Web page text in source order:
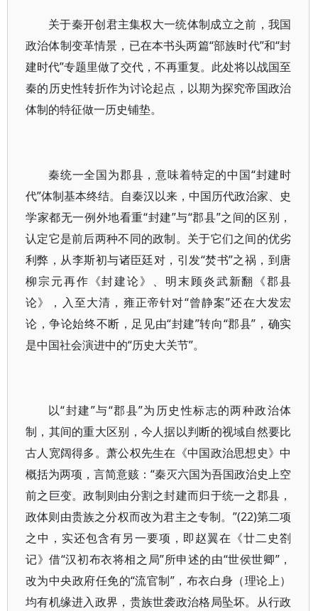
关于秦开创君主集权大一统体制成立之前，我国
政治体制变革情景，已在本书头两篇“部族时代”和“封
建时代”专题里做了交代，不再重复。此处将以战国至
秦的历史性转折作为讨论起点，以期为探究帝国政治
体制的特征做一历史铺垫。
秦统一全国为郡县，意味着特定的中国“封建时
代”体制基本终结。自秦汉以来，中国历代政治家、史
学家都无一例外地看重“封建”与“郡县”之间的区别，
认定它是前后两种不同的政制。关于它们之间的优劣
利弊，从李斯初与诸臣廷对，引发“焚书”之祸，到唐
柳宗元再作《封建论》、明末顾炎武新翻《郡县
论》，入至大清，雍正帝针对“曾静案”还在大发宏
论，争论始终不断，足见由“封建”转向“郡县”，确实
是中国社会演进中的“历史大关节”。
以“封建”与“郡县”为历史性标志的两种政治体
制，其间的重大区别，今人据以判断的视域自然要比
古人宽阔得多。萧公权先生在《中国政治思想史》中
概括为两项，言简意赅：“秦灭六国为吾国政治史上空
前之巨变。政制则由分割之封建而归于统一之郡县，
政体则由贵族之分权而改为君主之专制。”(22)第二项
之中，实还包含有另一要项，即赵翼在《廿二史劄
记》借“汉初布衣将相之局”所申述的由“世侯世卿”，
改为中央政府任免的“流官制”，布衣白身（理论上）
均有机缘进入政界，贵族世袭政治格局坠坏。从行政